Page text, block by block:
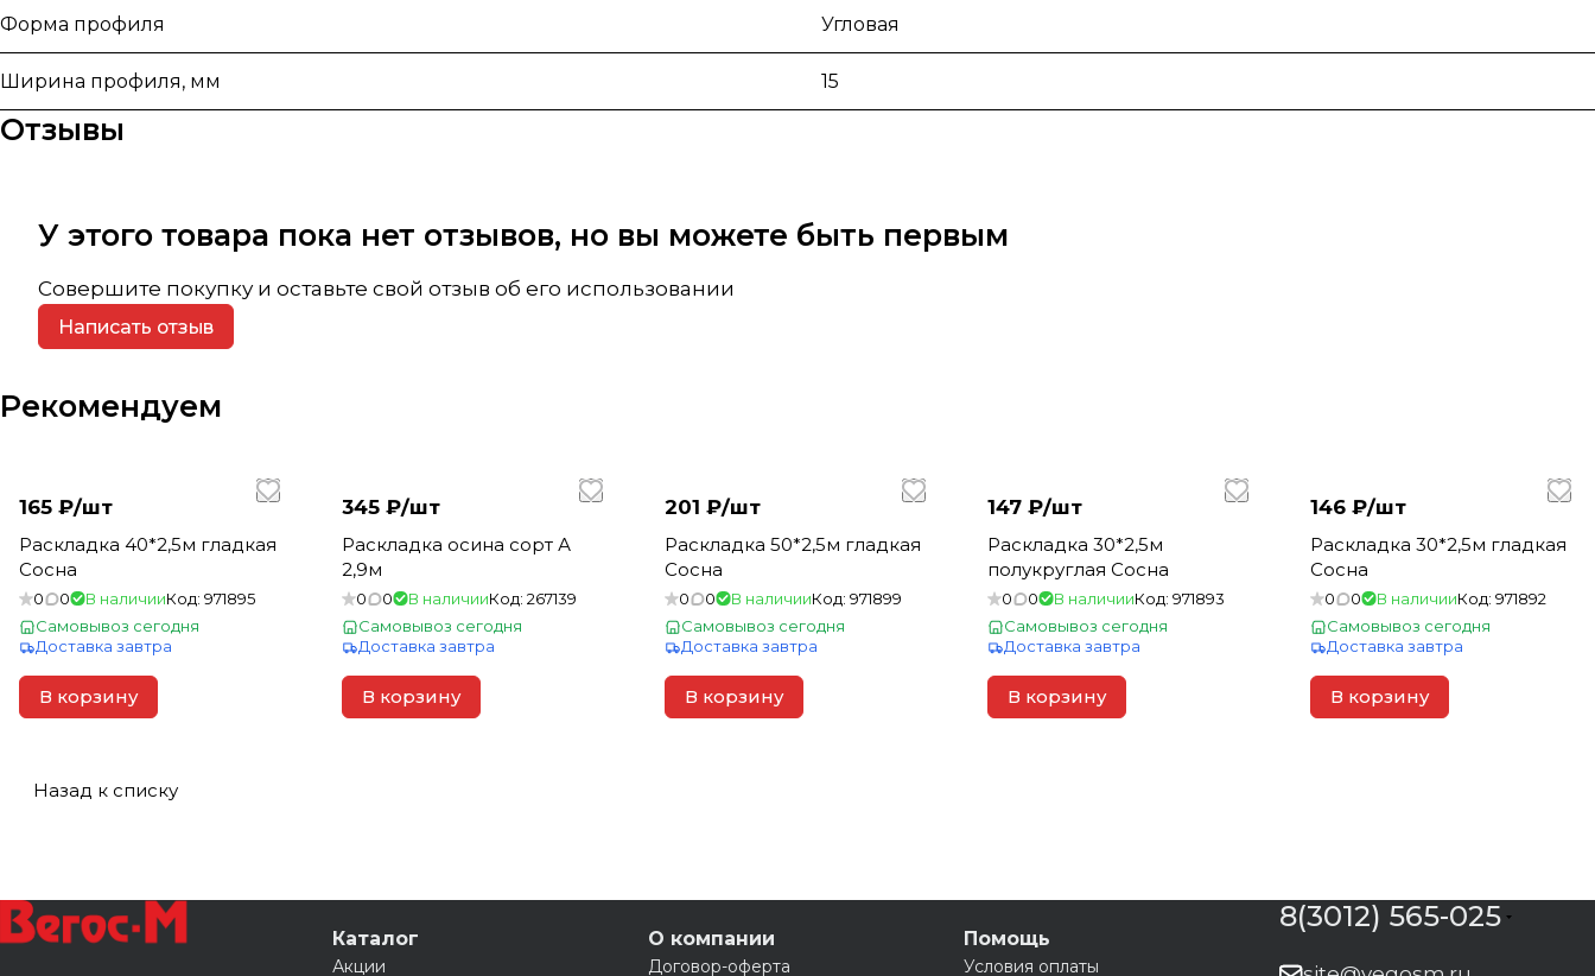
Форма профиля Угловая
Ширина профиля, мм 15
Отзывы
У этого товара пока нет отзывов, но вы можете быть первым
Совершите покупку и оставьте свой отзыв об его использовании
Написать отзыв
Рекомендуем
165 ₽/шт
Раскладка 40*2,5м гладкая
Сосна
0 0 В наличииКод: 971895
Самовывоз сегодня
Доставка завтра
В корзину
345 ₽/шт
Раскладка осина сорт А
2,9м
0 0 В наличииКод: 267139
Самовывоз сегодня
Доставка завтра
В корзину
201 ₽/шт
Раскладка 50*2,5м гладкая
Сосна
0 0 В наличииКод: 971899
Самовывоз сегодня
Доставка завтра
В корзину
147 ₽/шт
Раскладка 30*2,5м
полукруглая Сосна
0 0 В наличииКод: 971893
Самовывоз сегодня
Доставка завтра
В корзину
146 ₽/шт
Раскладка 30*2,5м гладкая
Сосна
0 0 В наличииКод: 971892
Самовывоз сегодня
Доставка завтра
В корзину
Назад к списку
Каталог
Акции
О компании
Договор-оферта
Помощь
Условия оплаты
8(3012) 565-025